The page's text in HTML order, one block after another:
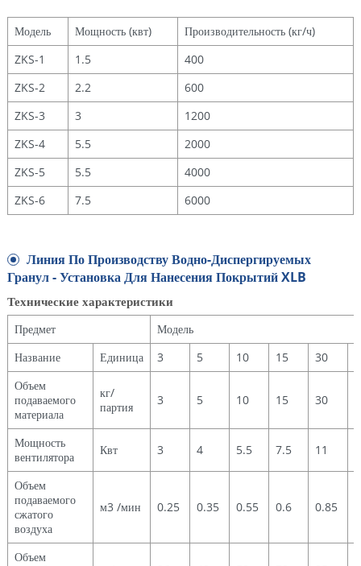
Модель Мощность (квт)
Производительность (кг/ч)
ZKS-1
1.5
400
ZKS-2
2.2
600
ZKS-3
3
1200
ZKS-4
5.5
2000
ZKS-5
5.5
4000
ZKS-6
7.5 6000
Линия По Производству Водно-Диспергируемых
Гранул - Установка Для Нанесения Покрытий XLB
Технические характеристики
Предмет
Модель
Название
Единица 3 5 10 15 30
Объем
подаваемого
материала
кг/
партия
3 5 10 15 30
Мощность
вентилятора
Квт 3 4 5.5 7.5 11
Объем
подаваемого
сжатого
воздуха
м3 /мин 0.25 0.35 0.55 0.6 0.85
Объем